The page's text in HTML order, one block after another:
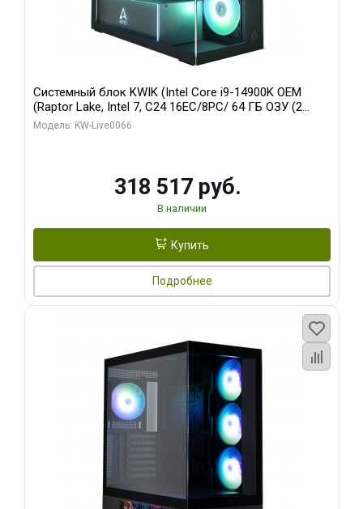
Системный блок KWIK (Intel Core i9-14900K OEM
(Raptor Lake, Intel 7, C24 16EC/8PC/ 64 ГБ ОЗУ (2
модуля)/ Gigabyte RTX5080 XTREME WATERFORCE
Модель: KW-Live0066
318 517 руб.
В наличии
Купить
Подробнее